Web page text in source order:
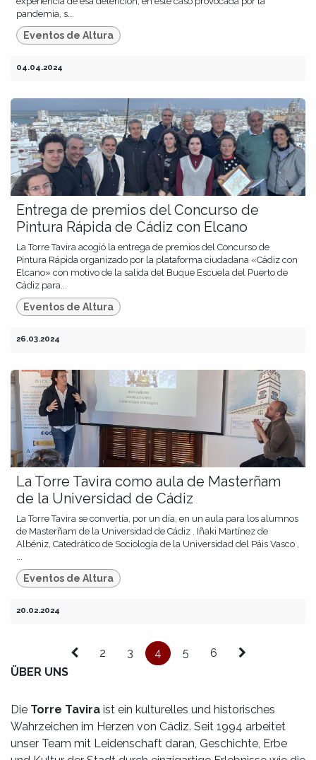
pandemia, s...
Eventos de Altura
04.04.2024
Entrega de premios del Concurso de
Pintura Rápida de Cádiz con Elcano
La Torre Tavira acogió la entrega de premios del Concurso de
Pintura Rápida organizado por la plataforma ciudadana «Cádiz con
Elcano» con motivo de la salida del Buque Escuela del Puerto de
Cádiz para...
Eventos de Altura
26.03.2024
La Torre Tavira como aula de Masterñam
de la Universidad de Cádiz
La Torre Tavira se convertía, por un día, en un aula para los alumnos
de Masterñam de la Universidad de Cádiz . Iñaki Martínez de
Albéniz, Catedrático de Sociología de la Universidad del Páis Vasco ,
Eventos de Altura
20.02.2024
2 3 4 5
6
ÜBER UNS
Die Torre Tavira ist ein kulturelles und historisches
Wahrzeichen im Herzen von Cádiz. Seit 1994 arbeitet
unser Team mit Leidenschaft daran, Geschichte, Erbe